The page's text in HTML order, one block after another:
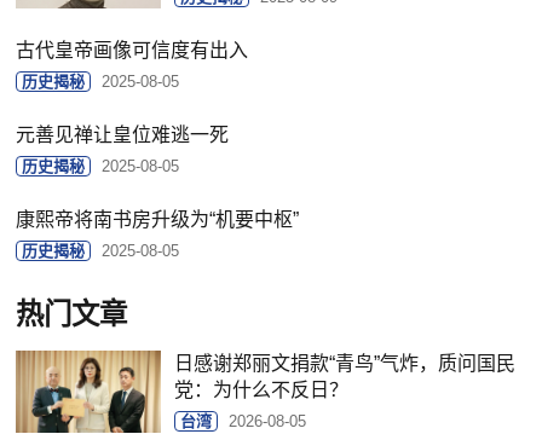
古代皇帝画像可信度有出入
历史揭秘 2025-08-05
元善见禅让皇位难逃一死
历史揭秘 2025-08-05
康熙帝将南书房升级为“机要中枢”
历史揭秘 2025-08-05
热门文章
日感谢郑丽文捐款“青鸟”气炸，质问国民
党：为什么不反日？
台湾 2026-08-05